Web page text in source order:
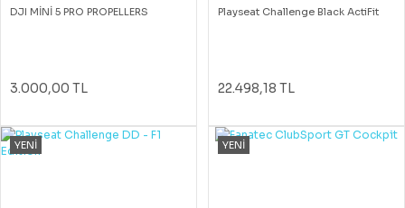
DJI MİNİ 5 PRO PROPELLERS
3.000,00 TL
Playseat Challenge Black ActiFit
22.498,18 TL
YENİ YENİ